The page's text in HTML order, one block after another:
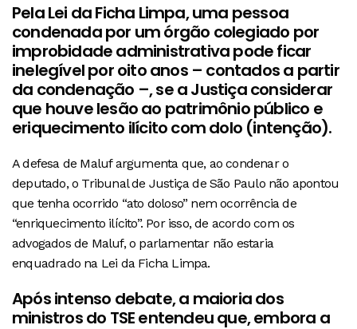
Pela Lei da Ficha Limpa, uma pessoa
condenada por um órgão colegiado por
improbidade administrativa pode ficar
inelegível por oito anos – contados a partir
da condenação –, se a Justiça considerar
que houve lesão ao patrimônio público e
eriquecimento ilícito com dolo (intenção).
A defesa de Maluf argumenta que, ao condenar o
deputado, o Tribunal de Justiça de São Paulo não apontou
que tenha ocorrido “ato doloso” nem ocorrência de
“enriquecimento ilícito”. Por isso, de acordo com os
advogados de Maluf, o parlamentar não estaria
enquadrado na Lei da Ficha Limpa.
Após intenso debate, a maioria dos
ministros do TSE entendeu que, embora a